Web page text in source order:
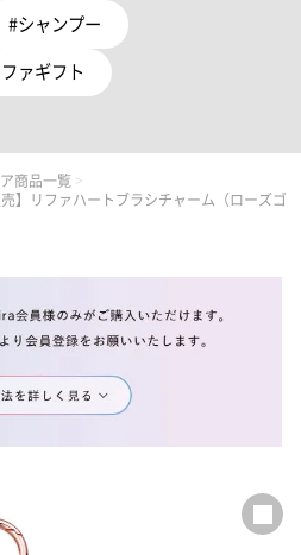
#シャンプー
ァギフト
商品一覧 >
】リファハートブラシチャーム（ローズゴ